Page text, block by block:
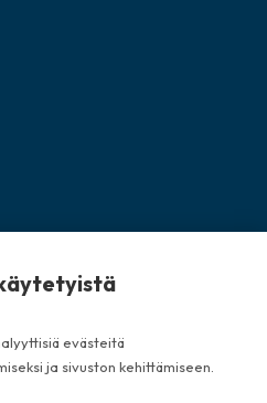
evästeitä
ja sivuston kehittämiseen.